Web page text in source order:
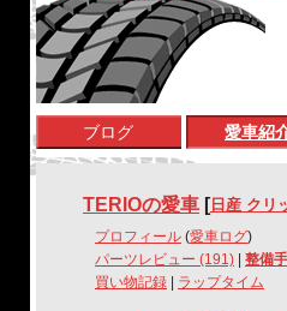
ブログ 愛車紹
TERIOの愛車 [ 日産 クリ
プロフィール (愛車ログ)
パーツレビュー (191)
整備
買い物記録
ラップタイム